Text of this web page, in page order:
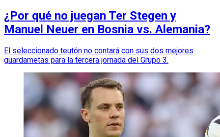
¿Por qué no juegan Ter Stegen y
Manuel Neuer en Bosnia vs. Alemania?
El seleccionado teutón no contará con sus dos mejores
guardametas para la tercera jornada del Grupo 3.